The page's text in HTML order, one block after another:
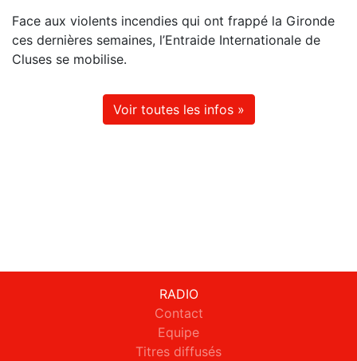
Face aux violents incendies qui ont frappé la Gironde
ces dernières semaines, l’Entraide Internationale de
Cluses se mobilise.
Voir toutes les infos »
RADIO
Contact
Equipe
Titres diffusés